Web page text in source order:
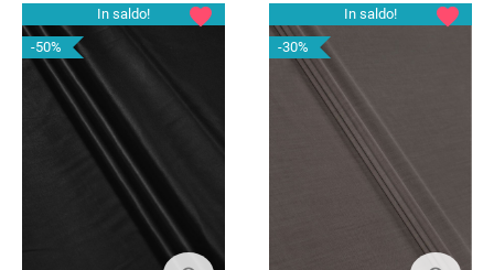
In saldo!
-50%
favorite
In saldo!
-30%
favorite